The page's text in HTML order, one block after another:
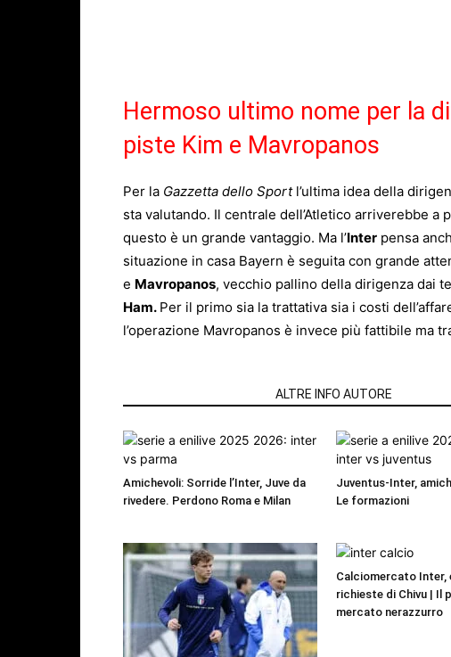
Hermoso ultimo nome per la
piste Kim e Mavropanos
Per la Gazzetta dello Sportl’ultima idea della
sta valutando. Il centrale dell’Atletico arriverebbe a
questo è un grande vantaggio. Ma l’Inter pensa
situazione in casa Bayern è seguita con grande
e Mavropanos, vecchio pallino della dirigenza dai
Ham. Per il primo sia la trattativa sia i costi
l’operazione Mavropanos è invece più fattibile ma
ALTRE INFO AUTORE
Amichevoli: Sorride l’Inter, Juve da
rivedere. Perdono Roma e Milan
Juventus-Inter,
Le formazioni
Calciomercato Inter,
richieste di Chivu | Il
mercato nerazzurro